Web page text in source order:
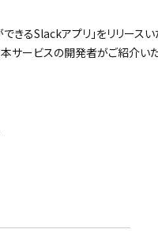
るSlackアプリ」をリリースい
サービスの開発者がご紹介いた